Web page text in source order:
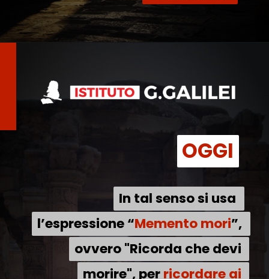
In tal senso si usa
l’espressione “Memento mori”,
ovvero "Ricorda che devi
morire", per ricordare ai
In tal senso si usa
l’espressione “Memento mori”,
ovvero "Ricorda che devi
morire", per ricordare ai
OGGI
OGGI